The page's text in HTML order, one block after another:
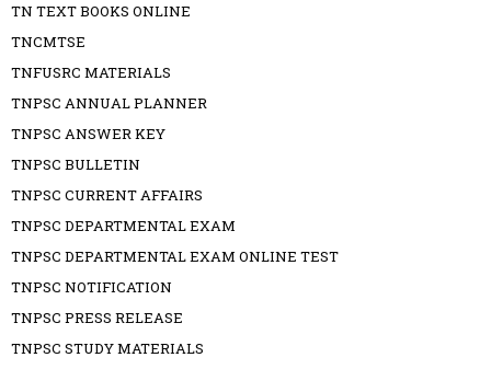
TN TEXT BOOKS ONLINE
TNCMTSE
TNFUSRC MATERIALS
TNPSC ANNUAL PLANNER
TNPSC ANSWER KEY
TNPSC BULLETIN
TNPSC CURRENT AFFAIRS
TNPSC DEPARTMENTAL EXAM
TNPSC DEPARTMENTAL EXAM ONLINE TEST
TNPSC NOTIFICATION
TNPSC PRESS RELEASE
TNPSC STUDY MATERIALS